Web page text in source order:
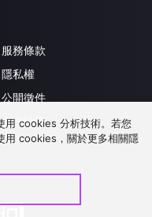
服務條款
隱私權
公開徵件
合作洽談
用 cookies 分析技術。若您
用 cookies，關於更多相關隱